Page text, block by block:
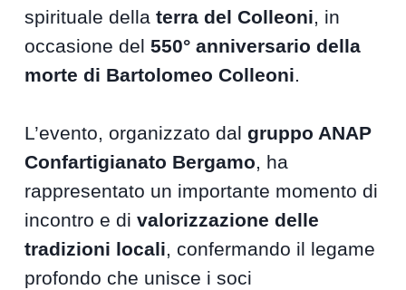
spirituale dellaterra del Colleoni, in
occasione del550° anniversario della
morte di Bartolomeo Colleoni.
L’evento, organizzato dalgruppo ANAP
Confartigianato Bergamo, ha
rappresentato un importante momento di
incontro e divalorizzazione delle
tradizioni locali, confermando il legame
profondo che unisce i soci